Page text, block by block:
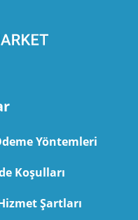
Yöntemleri
Koşulları
Şartları